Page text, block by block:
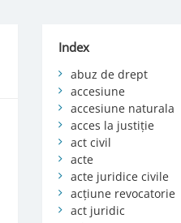
Index
abuz de drept
accesiune
accesiune naturala
acces la justiție
act civil
acte
acte juridice civile
acțiune revocatorie
act juridic